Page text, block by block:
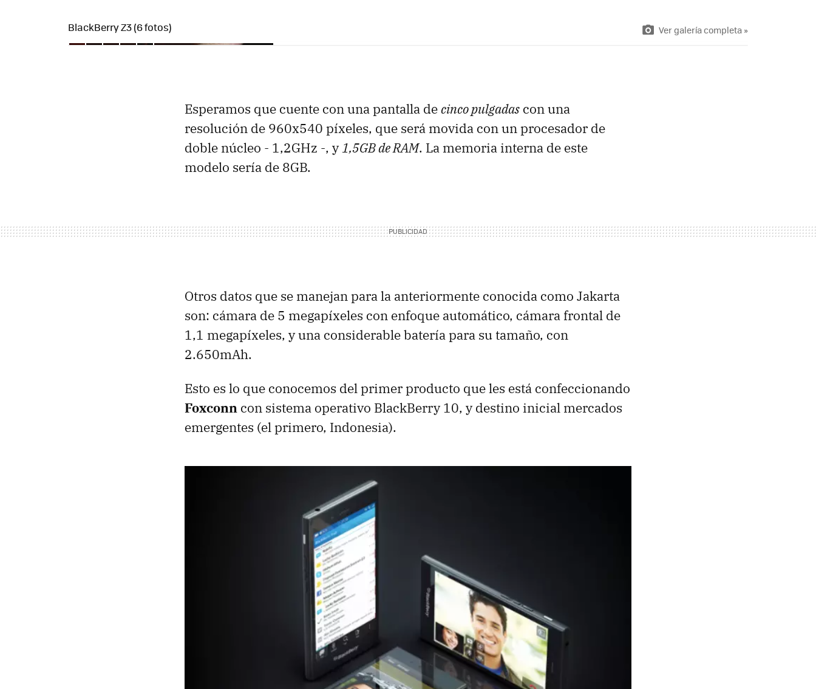
Ver galería completa »
BlackBerry Z3 (6 fotos)
Esperamos que cuente con una pantalla de cinco pulgadas con una
resolución de 960x540 píxeles, que será movida con un procesador de
doble núcleo - 1,2GHz -, y1,5GB de RAM. La memoria interna de este
modelo sería de 8GB.
Otros datos que se manejan para la anteriormente conocida como Jakarta
son: cámara de 5 megapíxeles con enfoque automático, cámara frontal de
1,1 megapíxeles, y una considerable batería para su tamaño, con
2.650mAh.
Esto es lo que conocemos del primer producto que les está confeccionando
Foxconn con sistema operativo BlackBerry 10, y destino inicial mercados
emergentes (el primero, Indonesia).